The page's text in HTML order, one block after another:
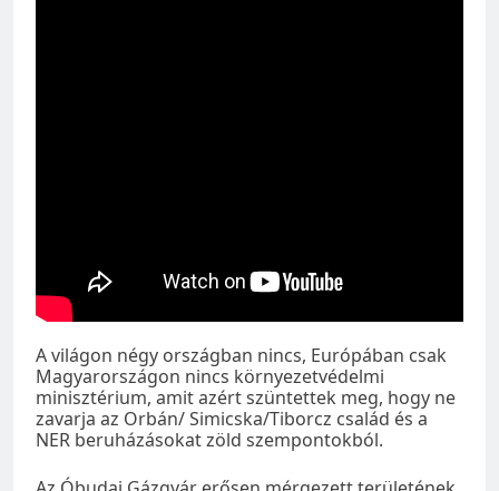
A világon négy országban nincs, Európában csak
Magyarországon nincs környezetvédelmi
minisztérium, amit azért szüntettek meg, hogy ne
zavarja az Orbán/ Simicska/Tiborcz család és a
NER beruházásokat zöld szempontokból.